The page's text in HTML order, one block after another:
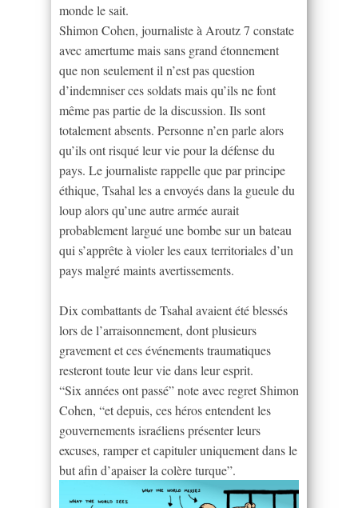
monde le sait.
Shimon Cohen, journaliste à Aroutz 7 constate
avec amertume mais sans grand étonnement
que non seulement il n’est pas question
d’indemniser ces soldats mais qu’ils ne font
même pas partie de la discussion. Ils sont
totalement absents. Personne n’en parle alors
qu’ils ont risqué leur vie pour la défense du
pays. Le journaliste rappelle que par principe
éthique, Tsahal les a envoyés dans la gueule du
loup alors qu’une autre armée aurait
probablement largué une bombe sur un bateau
qui s’apprête à violer les eaux territoriales d’un
pays malgré maints avertissements.
Dix combattants de Tsahal avaient été blessés
lors de l’arraisonnement, dont plusieurs
gravement et ces événements traumatiques
resteront toute leur vie dans leur esprit.
“Six années ont passé” note avec regret Shimon
Cohen, “et depuis, ces héros entendent les
gouvernements israéliens présenter leurs
excuses, ramper et capituler uniquement dans le
but afin d’apaiser la colère turque”.